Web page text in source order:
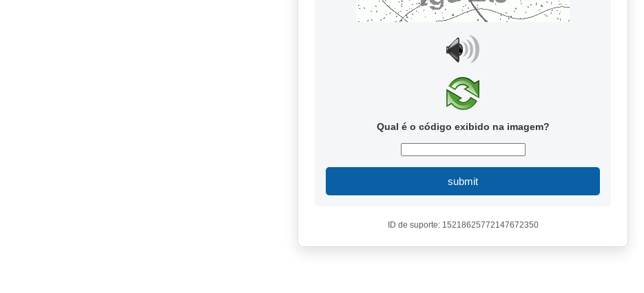
Qual é o código exibido na imagem?
submit
ID de suporte: 15218625772147672350